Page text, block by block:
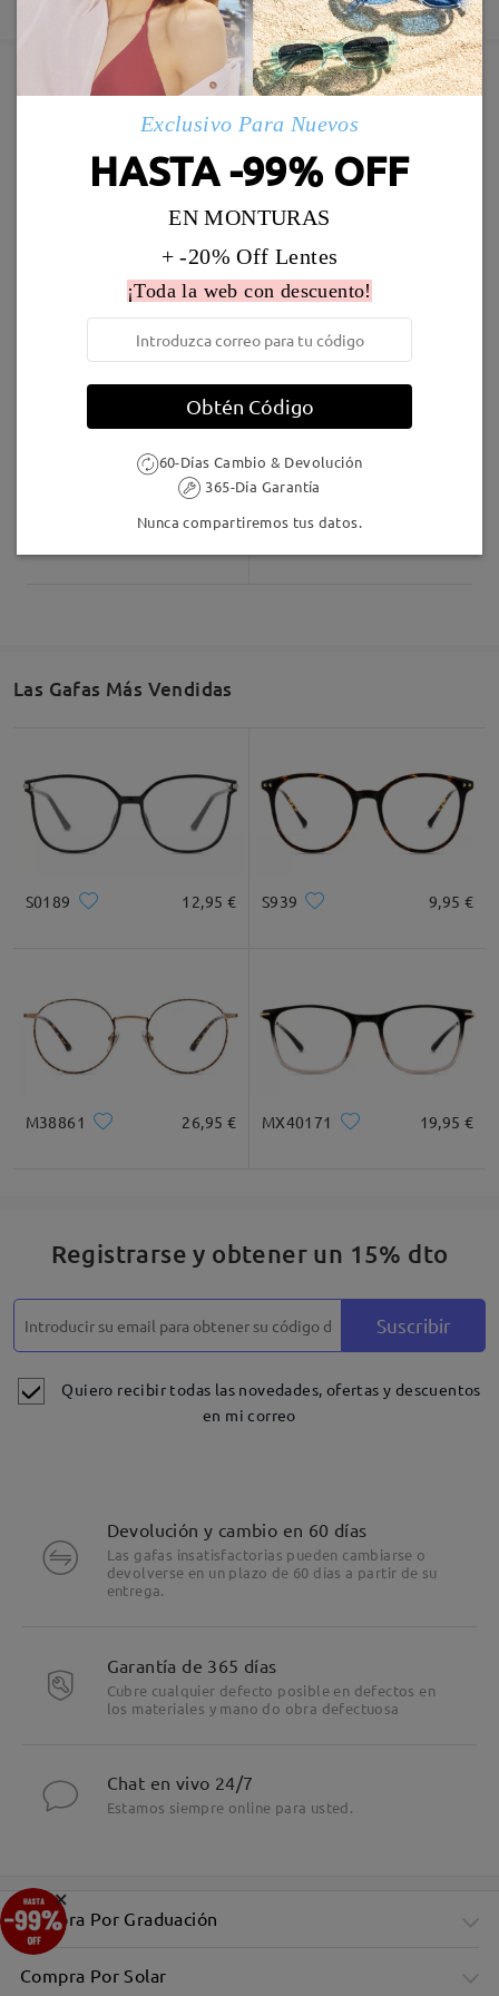
5-7 días laborales detalles
Enviado
5-7 días laborales
detalles
Marcos Similares
S52617 19,95 € S23850 16,95 €
26,95 €
Las Gafas Más Vendidas
S0189 12,95 € S939 9,95 €
M38861 26,95 € MX40171 19,95 €
Registrarse y obtener un 15% dto
Suscribir
Quiero recibir todas las novedades, ofertas y descuentos
en mi correo
Devolución y cambio en 60 días
Las gafas insatisfactorias pueden cambiarse o
devolverse en un plazo de 60 días a partir de su
entrega.
Garantía de 365 días
Cubre cualquier defecto posible en defectos en
los materiales y mano do obra defectuosa
Chat en vivo 24/7
Estamos siempre online para usted.
Compra Por Graduación
Compra Por Solar
×
Exclusivo Para Nuevos
HASTA -99% OFF
EN MONTURAS
+ -20% Off Lentes
¡Toda la web con descuento!
Obtén Código
60-Días Cambio & Devolución
365-Día Garantía
Nunca compartiremos tus datos.